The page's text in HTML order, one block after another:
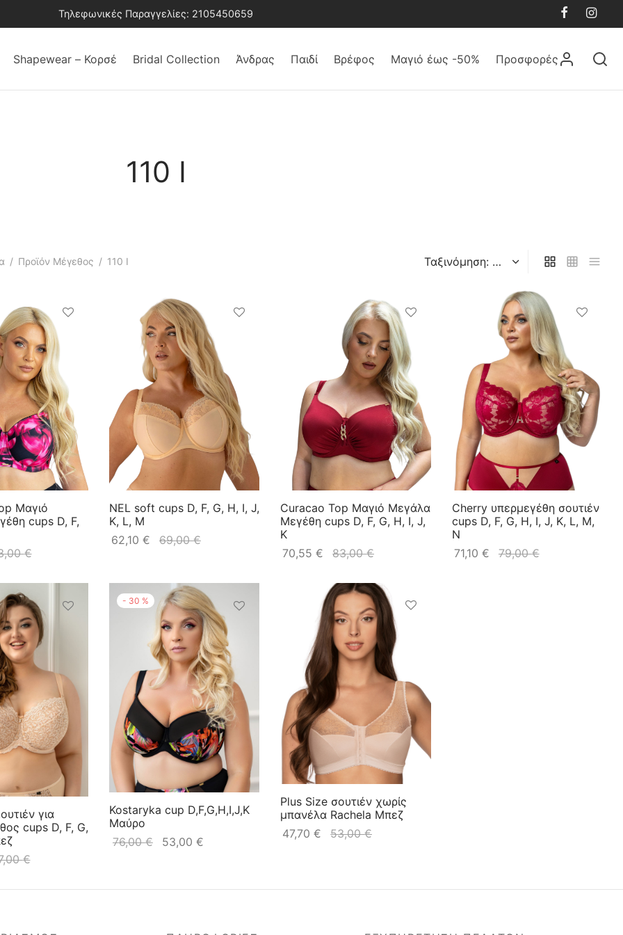
Τηλεφωνικές Παραγγελίες: 2105450659
Shapewear – Κορσέ Bridal Collection Άνδρας Παιδί Βρέφος Μαγιό έως -50% Προσφορές
110 I
/ Προϊόν Μέγεθος / 110 I
Μαγιό
cups D, F,
€
NEL soft cups D, F, G, H, I, J,
K, L, M
62,10 € 69,00€
Curacao Top Μαγιό Μεγάλα
Μεγέθη cups D, F, G, H, I, J,
K
70,55€ 83,00€
Cherry υπερμεγέθη σουτιέν
cups D, F, G, H, I, J, K, L, M,
N
71,10 € 79,00€
για
cups D, F, G,
€
- 30 %
Kostaryka cup D,F,G,H,I,J,K
Μαύρο
76,00€ 53,00 €
Plus Size σουτιέν χωρίς
μπανέλα Rachela Μπεζ
47,70€ 53,00€